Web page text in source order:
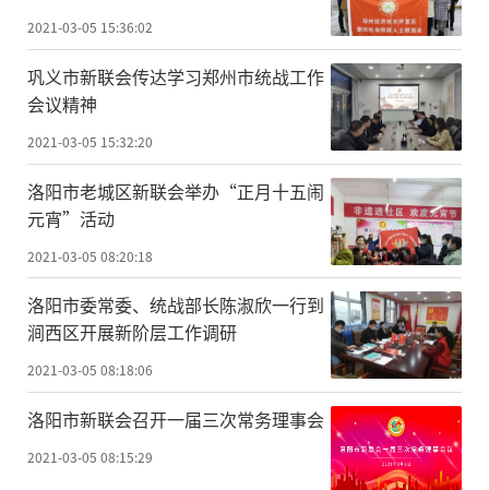
2021-03-05 15:36:02
巩义市新联会传达学习郑州市统战工作
会议精神
2021-03-05 15:32:20
洛阳市老城区新联会举办“正月十五闹
元宵”活动
2021-03-05 08:20:18
洛阳市委常委、统战部长陈淑欣一行到
涧西区开展新阶层工作调研
2021-03-05 08:18:06
洛阳市新联会召开一届三次常务理事会
2021-03-05 08:15:29